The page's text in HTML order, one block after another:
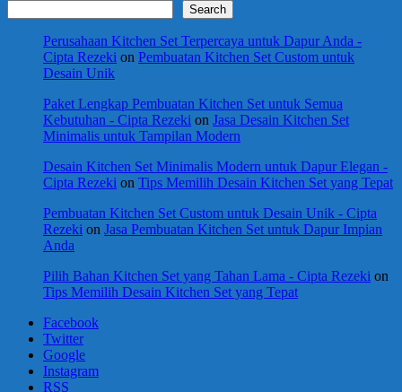
Search
Perusahaan Kitchen Set Terpercaya untuk Dapur Anda -
Cipta Rezeki on Pembuatan Kitchen Set Custom untuk
Desain Unik
Paket Lengkap Pembuatan Kitchen Set untuk Semua
Kebutuhan - Cipta Rezeki on Jasa Desain Kitchen Set
Minimalis untuk Tampilan Modern
Desain Kitchen Set Minimalis Modern untuk Dapur Elegan -
Cipta Rezeki on Tips Memilih Desain Kitchen Set yang Tepat
Pembuatan Kitchen Set Custom untuk Desain Unik - Cipta
Rezeki on Jasa Pembuatan Kitchen Set untuk Dapur Impian
Anda
Pilih Bahan Kitchen Set yang Tahan Lama - Cipta Rezeki on
Tips Memilih Desain Kitchen Set yang Tepat
Facebook
Twitter
Google
Instagram
RSS